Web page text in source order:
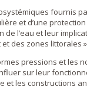
fournis
et d’une
l’eau et leur
des zones littorales
pressions et
sur leur
et les constructions